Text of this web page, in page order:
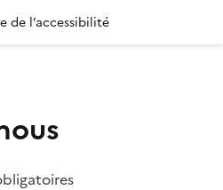
de l’accessibilité